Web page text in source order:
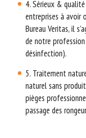
4. Sérieux &
entreprises à avoir
Bureau Veritas, il
de notre
désinfection).
5. Traitement
naturel sans
pièges
passage des